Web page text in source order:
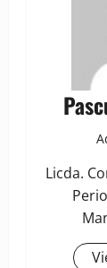
Licda.